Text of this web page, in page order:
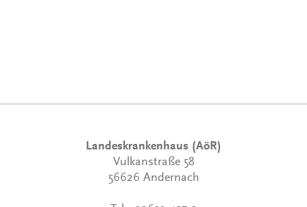
Landeskrankenhaus (AöR)
Vulkanstraße 58
56626 Andernach